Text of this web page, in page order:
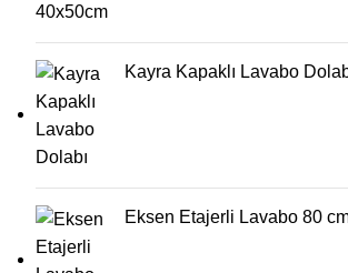
Kayra Kapaklı Lavabo
Eksen Etajerli Lavabo 80